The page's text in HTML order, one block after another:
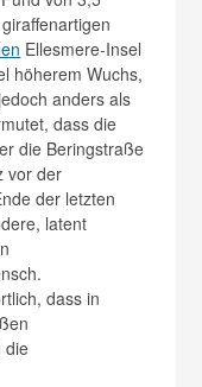
Ellesmere-Insel
höherem Wuchs,
anders als
dass die
die Beringstraße
vor der
der letzten
latent
dass in
die